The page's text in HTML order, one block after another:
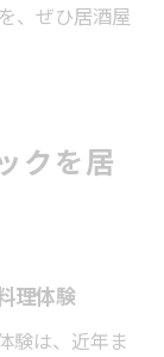
、ぜひ居酒屋
クを居
理体験
験は、近年ま